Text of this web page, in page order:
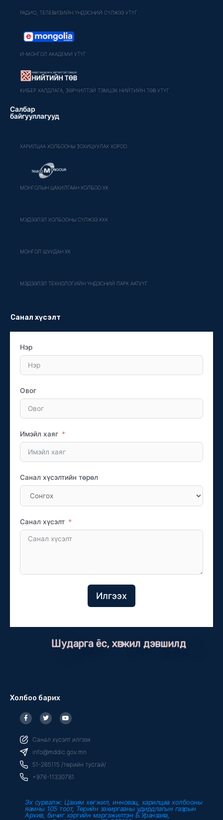
РАДИО, ТЕЛЕВИЗИЙН ҮНДЭСНИЙ СҮЛЖЭЭ УТҮГ
И-МОНГОЛ АКАДЕМИ УТҮГ
КИБЕР ХАЛДЛАГА, ЗӨРЧИЛТЭЙ ТЭМЦЭХ НИЙТИЙН ТӨВ УТҮГ
Салбар
байгууллагууд
ХАРИЛЦАА ХОЛБООНЫ ЗОХИЦУУЛАХ ХОРОО
МОНГОЛЫН ЦАХИЛГААН ХОЛБОО ХК
МЭДЭЭЛЭЛ ХОЛБООНЫ СҮЛЖЭЭ ХХК
МОНГОЛ ШУУДАН ХК
МЭДЭЭЛЭЛ ТЕХНОЛОГИЙН ҮНДЭСНИЙ ПАРК ААТУҮГ
Санал хүсэлт
Нэр
Овог
Имэйл хаяг
Санал хүсэлтийн төрөл
Санал хүсэлт
Илгээх
Шударга ёс, хөгжил дэвшилд
Холбоо барих
F
a
c
b
o
o
k
f
T
w
i
t
r
Y
o
u
u
e
Санал хүсэлт илгээх
info@mddic.gov.mn
51-265115 /төрийн тусгай/
+976-11330781
Эх сурвалж: Цахим хөгжил, инновац, харилцаа холбооны
яамны 105 тоот, Төрийн захиргааны удирдлагын газрын
Архив, бичиг хэргийн мэргэжилтэн Б.Уранзаяа,